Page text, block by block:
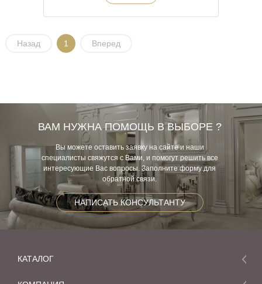
Назад 1 Вперед
ВАМ НУЖНА ПОМОЩЬ В ВЫБОРЕ ?
Вы можете оставить заявку на сайте и наши
специалисты свяжутся с Вами, и помогут решить все
интересующие Вас вопросы. Заполните форму для
обратной связи.
НАПИСАТЬ КОНСУЛЬТАНТУ
КАТАЛОГ
Мебель